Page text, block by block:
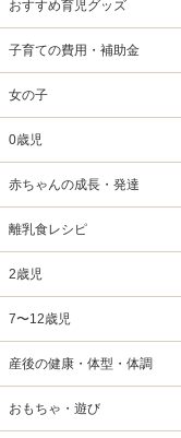
おすすめ育児グッズ
子育ての費用・補助金
女の子
0歳児
赤ちゃんの成長・発達
離乳食レシピ
2歳児
7〜12歳児
産後の健康・体型・体調
おもちゃ・遊び